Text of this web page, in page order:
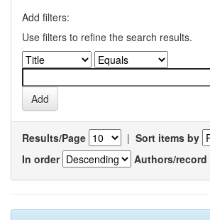
Add filters:
Use filters to refine the search results.
Results/Page | Sort items by
In order
Authors/record